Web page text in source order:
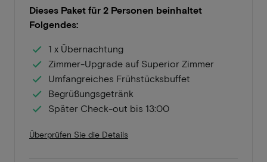
Dieses Paket für 2 Personen beinhaltet
Folgendes:
1 x Übernachtung
Zimmer-Upgrade auf Superior Zimmer
Umfangreiches Frühstücksbuffet
Begrüßungsgetränk
Später Check-out bis 13:00
Überprüfen Sie die Details